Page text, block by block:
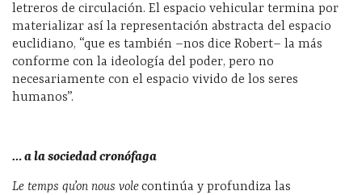
letreros de circulación. El espacio vehicular termina por
materializar así la representación abstracta del espacio
euclidiano, “que es también –nos dice Robert– la más
conforme con la ideología del poder, pero no
necesariamente con el espacio vivido de los seres
humanos”.
… a la sociedad cronófaga
Le temps qu’on nous volecontinúa y profundiza las